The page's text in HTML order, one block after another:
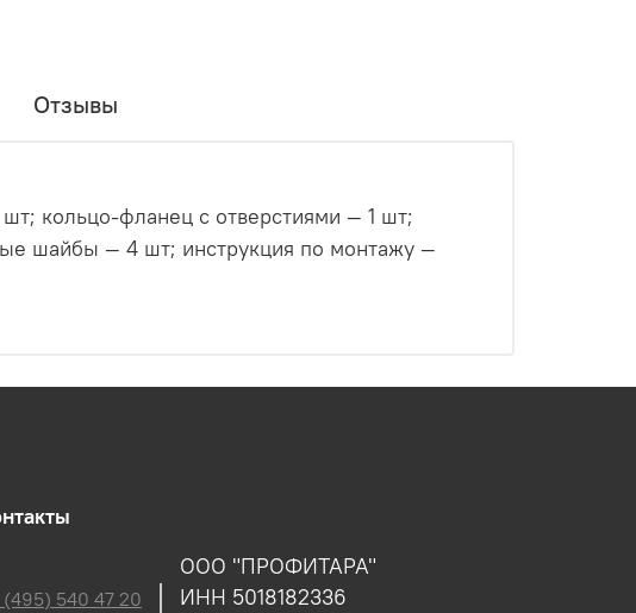
Отзывы
с отверстиями — 1 шт;
(495) 540 47 20
ООО "ПРОФИТАРА"
ИНН 5018182336